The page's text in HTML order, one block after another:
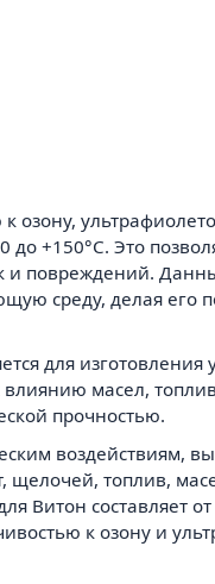
озону,
+150°C. Это
и повреждений.
среду, делая его
для
масел,
прочностью.
воздействиям,
щелочей, топлив,
Витон составляет от
к озону и